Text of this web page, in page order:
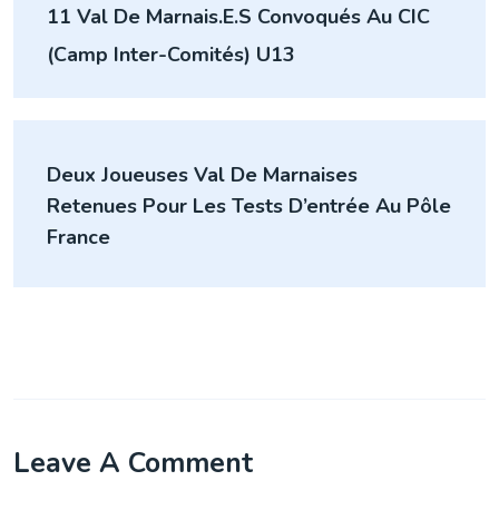
de
l’article
11 Val De Marnais.e.s Convoqués Au CIC
(Camp Inter-Comités) U13
Deux Joueuses Val De Marnaises
Retenues Pour Les Tests D’entrée Au Pôle
France
Leave A Comment